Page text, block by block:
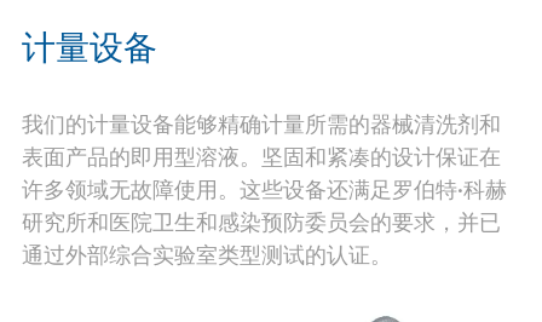
计量设备
我们的计量设备能够精确计量所需的器械清洗剂和
表面产品的即用型溶液。坚固和紧凑的设计保证在
许多领域无故障使用。这些设备还满足罗伯特·科赫
研究所和医院卫生和感染预防委员会的要求，并已
通过外部综合实验室类型测试的认证。